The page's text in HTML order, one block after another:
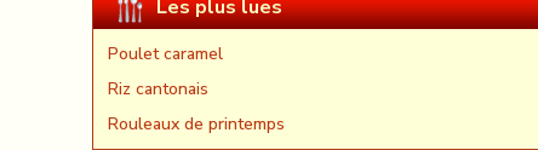
Les plus lues
Poulet caramel
Riz cantonais
Rouleaux de printemps